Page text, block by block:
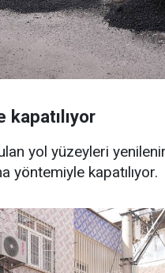
kapatılıyor
yol yüzeyleri
yöntemiyle kapatılıyor.